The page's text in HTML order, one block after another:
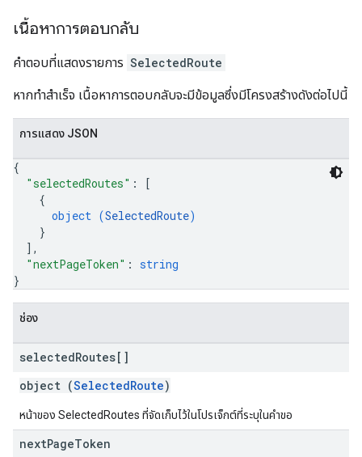
เนื้อหาการตอบกลับ
คำตอบที่แสดงรายการ SelectedRoute
หากทำสำเร็จ เนื้อหาการตอบกลับจะมีข้อมูลซึ่งมีโครงสร้างดังต่อไปนี้
การแสดง JSON
{
"selectedRoutes" :
[
{
object (SelectedRoute)
}
] ,
"nextPageToken" : string
}
ช่อง
selectedRoutes[]
object (SelectedRoute)
หน้าของ SelectedRoutes ที่จัดเก็บไว้ในโปรเจ็กต์ที่ระบุในคำขอ
nextPageToken